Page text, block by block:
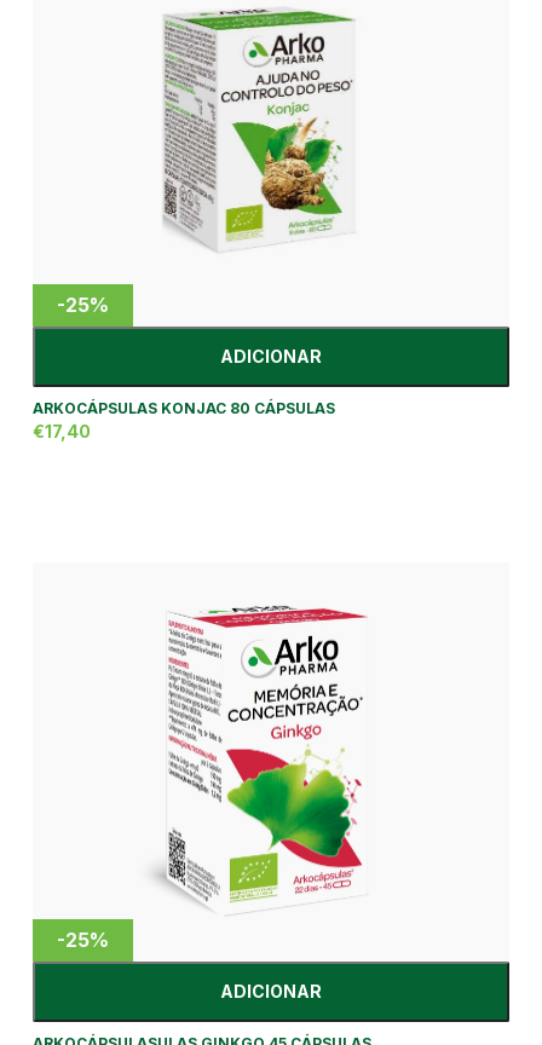
-25%
ADICIONAR
ARKOCÁPSULAS KONJAC 80 CÁPSULAS
€17,40
-25%
ADICIONAR